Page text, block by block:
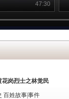
47:30
花岗烈士之林觉民
百姓故事|事件